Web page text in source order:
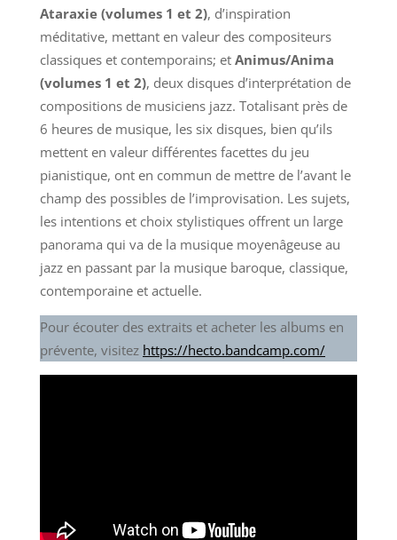
Ataraxie (volumes 1 et 2), d’inspiration
méditative, mettant en valeur des compositeurs
classiques et contemporains; et Animus/Anima
(volumes 1 et 2), deux disques d’interprétation de
compositions de musiciens jazz. Totalisant près de
6 heures de musique, les six disques, bien qu’ils
mettent en valeur différentes facettes du jeu
pianistique, ont en commun de mettre de l’avant le
champ des possibles de l’improvisation. Les sujets,
les intentions et choix stylistiques offrent un large
panorama qui va de la musique moyenâgeuse au
jazz en passant par la musique baroque, classique,
contemporaine et actuelle.
Pour écouter des extraits et acheter les albums en
prévente, visitez https://hecto.bandcamp.com/